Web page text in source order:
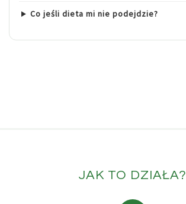
Co jeśli dieta mi nie podejdzie?
JAK TO DZIAŁA?